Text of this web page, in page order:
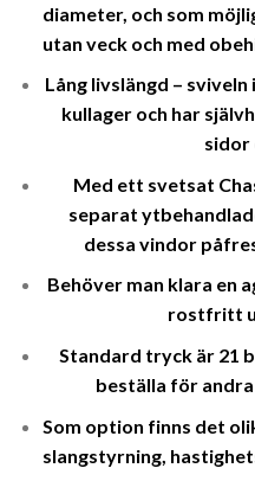
diameter, och som
utan veck och med
Lång livslängd –
kullager och har
sidor
Med ett svetsat
separat
dessa vindor
Behöver man klara en
rostfritt
Standard tryck är 21
beställa för
Som option finns det
slangstyrning,